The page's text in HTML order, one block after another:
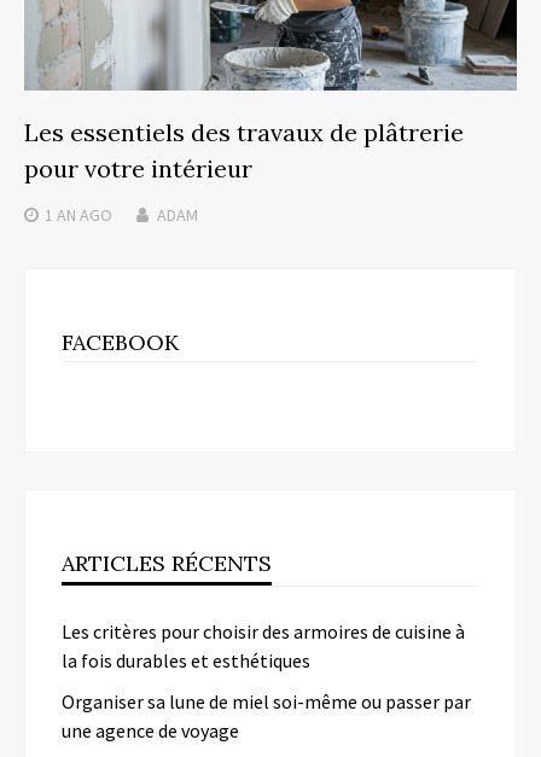
Les essentiels des travaux de plâtrerie
pour votre intérieur
1 AN AGO ADAM
FACEBOOK
ARTICLES RÉCENTS
Les critères pour choisir des armoires de cuisine à
la fois durables et esthétiques
Organiser sa lune de miel soi-même ou passer par
une agence de voyage